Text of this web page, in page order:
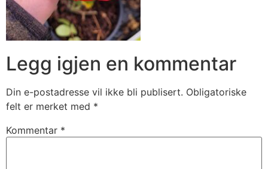
Legg igjen en kommentar
Din e-postadresse vil ikke bli publisert. Obligatoriske
felt er merket med *
Kommentar *